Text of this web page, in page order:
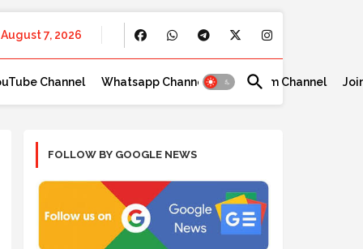
August 7, 2026
Channel Whatsapp Channel Telegram Channel
FOLLOW BY GOOGLE NEWS